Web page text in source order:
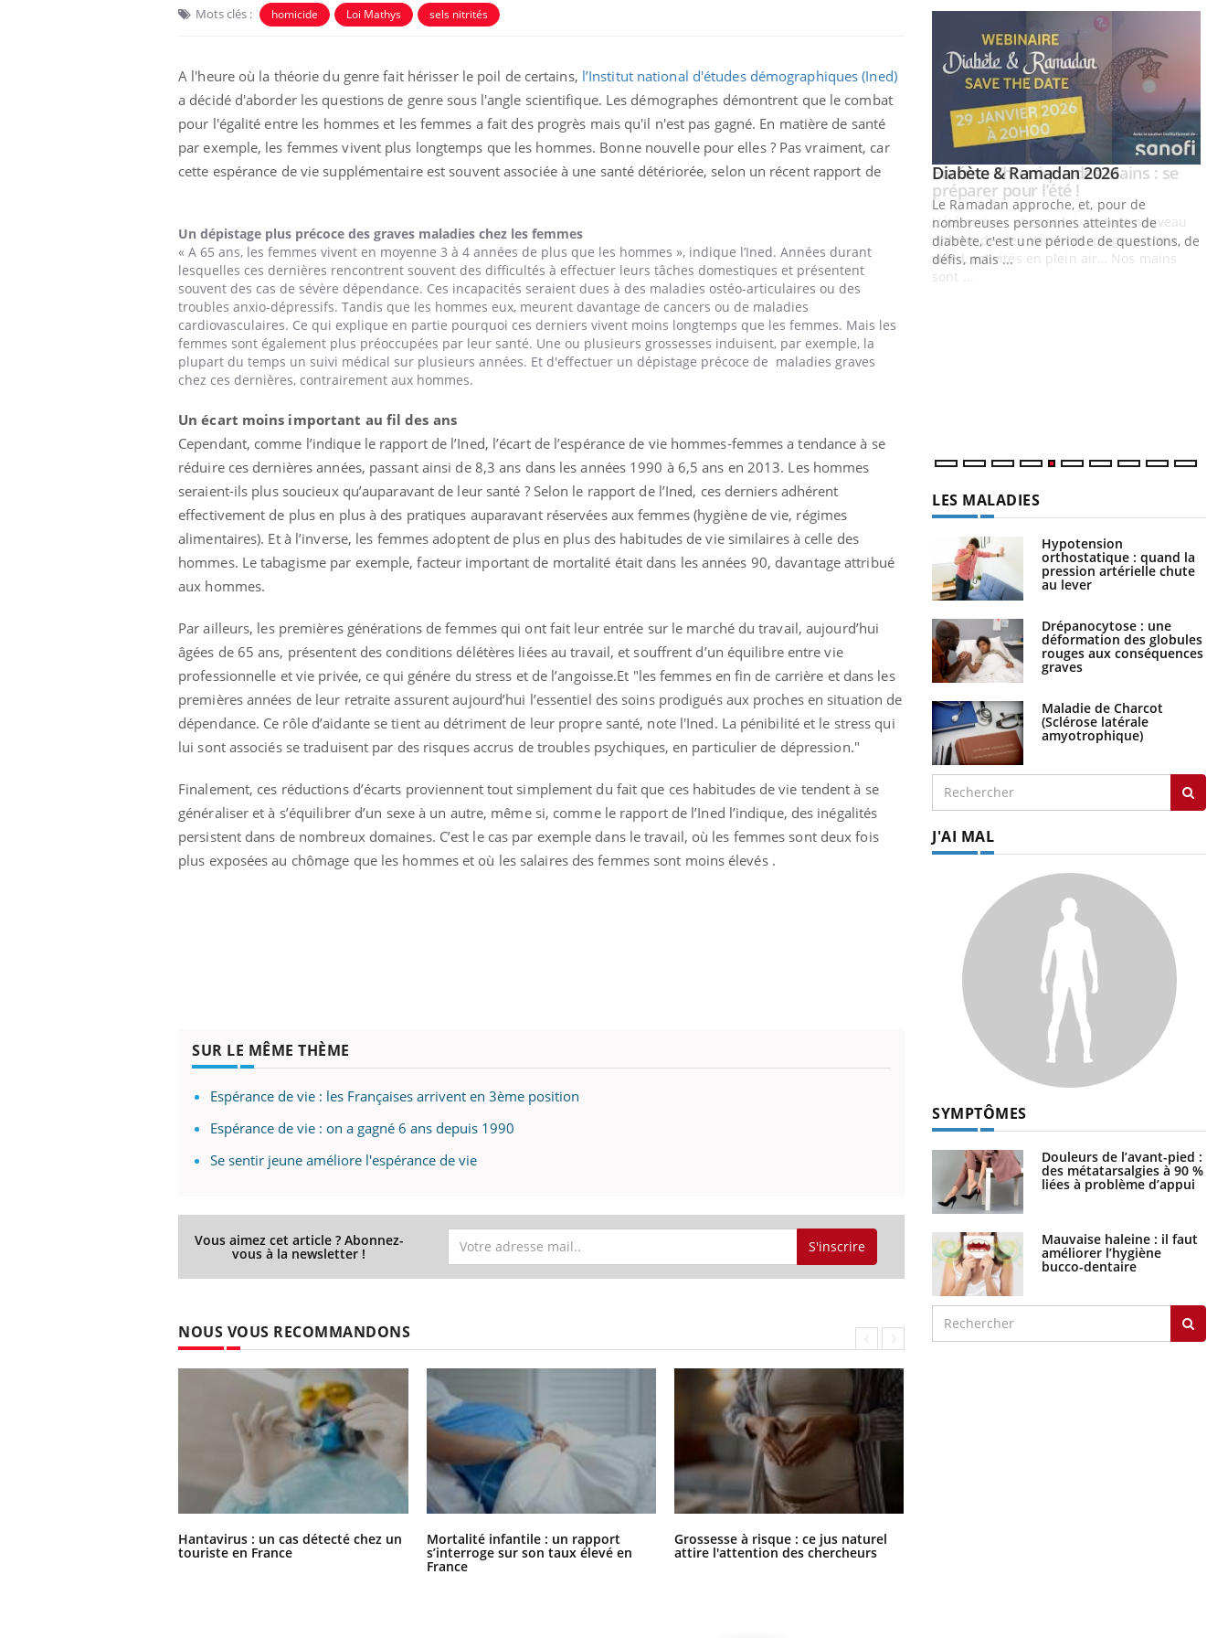
Mots clés : homicide Loi Mathys sels nitrités
A l'heure où la théorie du genre fait hérisser le poil de certains, l’Institut national d'études démographiques (Ined)
a décidé d'aborder les questions de genre sous l'angle scientifique. Les démographes démontrent que le combat
pour l'égalité entre les hommes et les femmes a fait des progrès mais qu'il n'est pas gagné. En matière de santé
par exemple, les femmes vivent plus longtemps que les hommes. Bonne nouvelle pour elles ? Pas vraiment, car
cette espérance de vie supplémentaire est souvent associée à une santé détériorée, selon un récent rapport de
Un dépistage plus précoce des graves maladies chez les femmes
« A 65 ans, les femmes vivent en moyenne 3 à 4 années de plus que les hommes », indique l’Ined. Années durant
lesquelles ces dernières rencontrent souvent des difficultés à effectuer leurs tâches domestiques et présentent
souvent des cas de sévère dépendance. Ces incapacités seraient dues à des maladies ostéo-articulaires ou des
troubles anxio-dépressifs. Tandis que les hommes eux, meurent davantage de cancers ou de maladies
cardiovasculaires. Ce qui explique en partie pourquoi ces derniers vivent moins longtemps que les femmes. Mais les
femmes sont également plus préoccupées par leur santé. Une ou plusieurs grossesses induisent, par exemple, la
plupart du temps un suivi médical sur plusieurs années. Et d'effectuer un dépistage précoce de maladies graves
chez ces dernières, contrairement aux hommes.
Un écart moins important au fil des ans
Cependant, comme l’indique le rapport de l’Ined, l’écart de l’espérance de vie hommes-femmes a tendance à se
réduire ces dernières années, passant ainsi de 8,3 ans dans les années 1990 à 6,5 ans en 2013. Les hommes
seraient-ils plus soucieux qu’auparavant de leur santé ? Selon le rapport de l’Ined, ces derniers adhérent
effectivement de plus en plus à des pratiques auparavant réservées aux femmes (hygiène de vie, régimes
alimentaires). Et à l’inverse, les femmes adoptent de plus en plus des habitudes de vie similaires à celle des
hommes. Le tabagisme par exemple, facteur important de mortalité était dans les années 90, davantage attribué
aux hommes.
Par ailleurs, les premières générations de femmes qui ont fait leur entrée sur le marché du travail, aujourd’hui
âgées de 65 ans, présentent des conditions délétères liées au travail, et souffrent d’un équilibre entre vie
professionnelle et vie privée, ce qui génére du stress et de l’angoisse.Et "les femmes en fin de carrière et dans les
premières années de leur retraite assurent aujourd’hui l’essentiel des soins prodigués aux proches en situation de
dépendance. Ce rôle d’aidante se tient au détriment de leur propre santé, note l'Ined. La pénibilité et le stress qui
lui sont associés se traduisent par des risques accrus de troubles psychiques, en particulier de dépression."
Finalement, ces réductions d’écarts proviennent tout simplement du fait que ces habitudes de vie tendent à se
généraliser et à s’équilibrer d’un sexe à un autre, même si, comme le rapport de l’Ined l’indique, des inégalités
persistent dans de nombreux domaines. C’est le cas par exemple dans le travail, où les femmes sont deux fois
plus exposées au chômage que les hommes et où les salaires des femmes sont moins élevés .
SUR LE MÊME THÈME
Espérance de vie : les Françaises arrivent en 3ème position
Espérance de vie : on a gagné 6 ans depuis 1990
Se sentir jeune améliore l'espérance de vie
Vous aimez cet article ? Abonnez-
vous à la newsletter ! S'inscrire
NOUS VOUS RECOMMANDONS
Hantavirus : un cas détecté chez un
touriste en France
Mortalité infantile : un rapport
s’interroge sur son taux élevé en
France
Grossesse à risque : ce jus naturel
attire l'attention des chercheurs
Carence en fer : comprendre pour
même alopécie… Les symptômes de la
carence en fer sont multiples ce qui la rend
Youtube
Insuline & Charge mentale : et si on
reste entourée d'idées reçues chez les
patients comme parfois chez les soignants.
Youtube
Eczéma Chronique des Mains : se
soleil, activités en plein air… Nos mains
sont ...
Youtube
Diabète & Ramadan 2026Youtube
Le Ramadan approche, et, pour de
nombreuses personnes atteintes de
diabète, c'est une période de questions, de
défis, mais ...
LES MALADIES
Hypotension
orthostatique : quand la
pression artérielle chute
au lever
Drépanocytose : une
déformation des globules
rouges aux conséquences
graves
Maladie de Charcot
(Sclérose latérale
amyotrophique)
J'AI MAL
SYMPTÔMES
Douleurs de l’avant-pied :
des métatarsalgies à 90 %
liées à problème d’appui
Mauvaise haleine : il faut
améliorer l’hygiène
bucco-dentaire